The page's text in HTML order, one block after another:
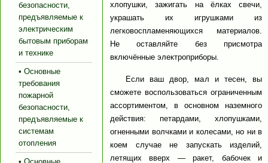
безопасности,
предъявляемые к
электрическим
бытовым приборам
и технике
• Основные
требования
пожарной
безопасности,
предъявляемые к
системам
отопления
хлопушки, зажигать на ёлках свечи,
украшать их игрушками из
легковоспламеняющихся материалов.
Не оставляйте без присмотра
включённые электроприборы.
Если ваш двор, мал и тесен, вы
сможете воспользоваться ограниченным
ассортиментом, в основном наземного
действия: петардами, хлопушками,
огненными волчками и колесами, но ни в
коем случае не запускать изделий,
летящих вверх — ракет, бабочек и